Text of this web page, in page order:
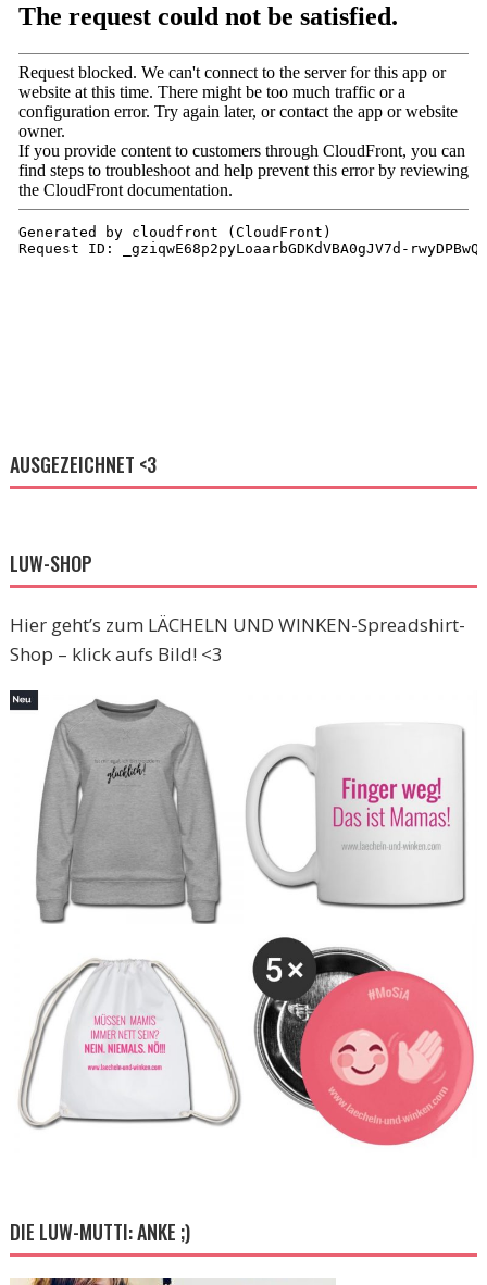
AUSGEZEICHNET <3
LUW-SHOP
Hier geht’s zum LÄCHELN UND WINKEN-Spreadshirt-
Shop – klick aufs Bild! <3
DIE LUW-MUTTI: ANKE ;)